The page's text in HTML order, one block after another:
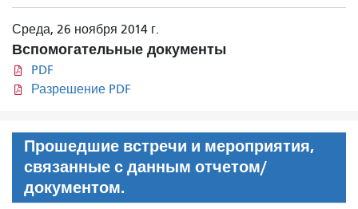
Среда, 26 ноября 2014 г.
Вспомогательные документы
PDF
Разрешение PDF
Прошедшие встречи и мероприятия,
связанные с данным отчетом/
документом.